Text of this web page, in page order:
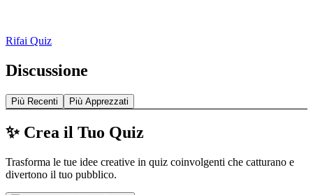
Rifai Quiz
Discussione
Più Recenti Più Apprezzati
✨ Crea il Tuo Quiz
Trasforma le tue idee creative in quiz coinvolgenti che catturano e
divertono il tuo pubblico.